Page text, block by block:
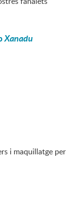
Xanadu
i maquillatge per